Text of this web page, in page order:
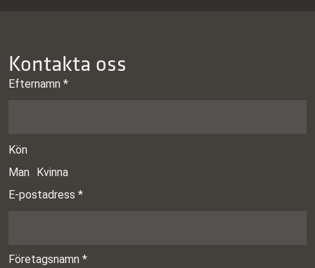
Kontakta oss